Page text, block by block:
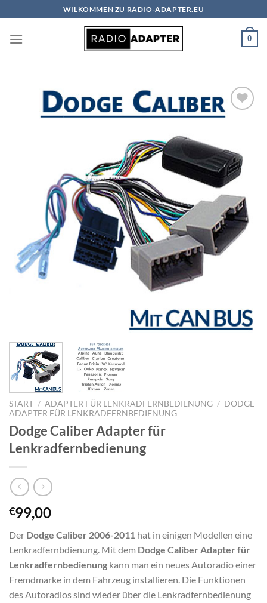
Inhalt
springen
WILKOMMEN ZU RADIO-ADAPTER.EU
0
Zu
hinzufügen
START / ADAPTER FÜR LENKRADFERNBEDIENUNG / DODGE
ADAPTER FÜR LENKRADFERNBEDIENUNG
Dodge Caliber Adapter für
Lenkradfernbedienung
€99,00
Der Dodge Caliber 2006-2011 hat in einigen Modellen eine
Lenkradfernbdienung. Mit dem Dodge Caliber Adapter für
Lenkradfernbedienung kann man ein neues Autoradio einer
Fremdmarke in dem Fahrzeug installieren. Die Funktionen
des Autoradios sind wieder über die Lenkradfernbedienung